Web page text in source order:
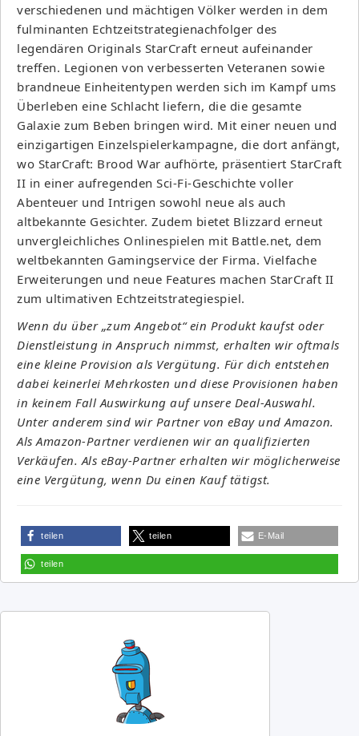
verschiedenen und mächtigen Völker werden in dem
fulminanten Echtzeitstrategienachfolger des
legendären Originals StarCraft erneut aufeinander
treffen. Legionen von verbesserten Veteranen sowie
brandneue Einheitentypen werden sich im Kampf ums
Überleben eine Schlacht liefern, die die gesamte
Galaxie zum Beben bringen wird. Mit einer neuen und
einzigartigen Einzelspielerkampagne, die dort anfängt,
wo StarCraft: Brood War aufhörte, präsentiert StarCraft
II in einer aufregenden Sci-Fi-Geschichte voller
Abenteuer und Intrigen sowohl neue als auch
altbekannte Gesichter. Zudem bietet Blizzard erneut
unvergleichliches Onlinespielen mit Battle.net, dem
weltbekannten Gamingservice der Firma. Vielfache
Erweiterungen und neue Features machen StarCraft II
zum ultimativen Echtzeitstrategiespiel.
Wenn du über „zum Angebot“ ein Produkt kaufst oder
Dienstleistung in Anspruch nimmst, erhalten wir oftmals
eine kleine Provision als Vergütung. Für dich entstehen
dabei keinerlei Mehrkosten und diese Provisionen haben
in keinem Fall Auswirkung auf unsere Deal-Auswahl.
Unter anderem sind wir Partner von eBay und Amazon.
Als Amazon-Partner verdienen wir an qualifizierten
Verkäufen. Als eBay-Partner erhalten wir möglicherweise
eine Vergütung, wenn Du einen Kauf tätigst.
teilen teilen E-Mail
teilen